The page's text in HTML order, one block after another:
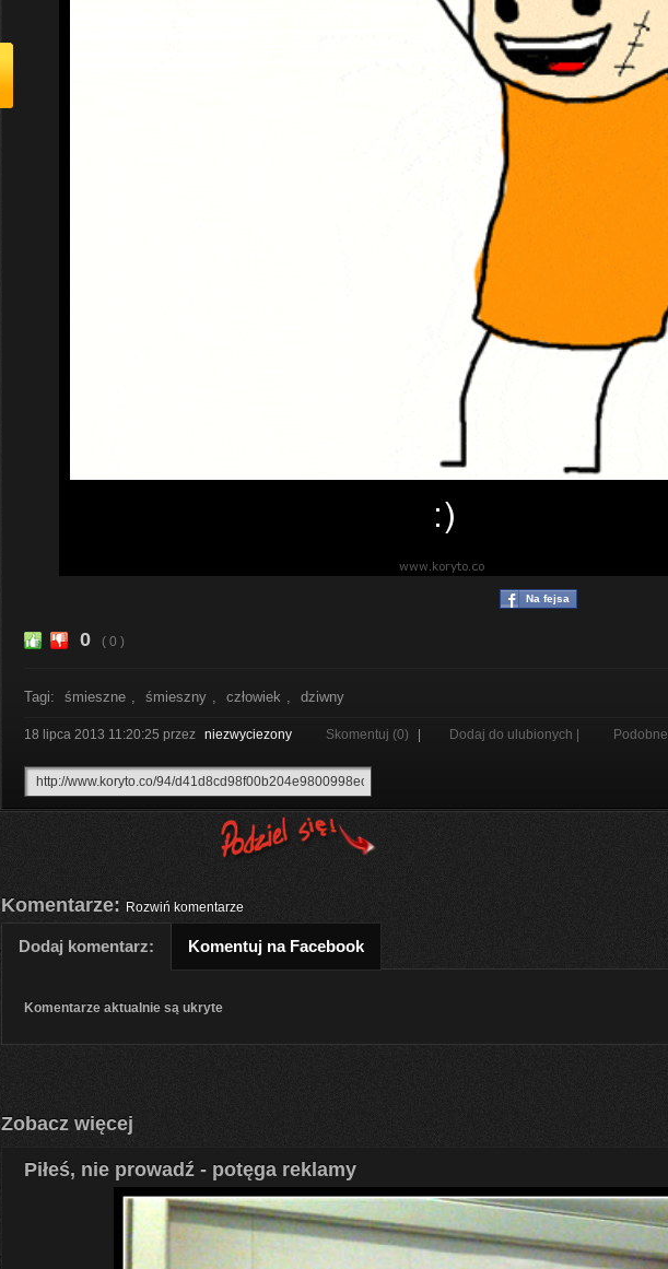
Na fejsa
0 ( 0 )
Tagi: śmieszne , śmieszny , człowiek , dziwny
18 lipca 2013 11:20:25 przez niezwyciezony Skomentuj (0) Dodaj do ulubionych | Podobne
Komentarze: Rozwiń komentarze
Dodaj komentarz: Komentuj na Facebook
Komentarze aktualnie są ukryte
Zobacz więcej
Piłeś, nie prowadź - potęga reklamy